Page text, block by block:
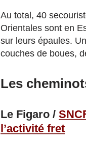
Au total, 40
Orientales sont en
sur leurs épaules.
couches de boues,
Les
Le Figaro /
l’activité fret